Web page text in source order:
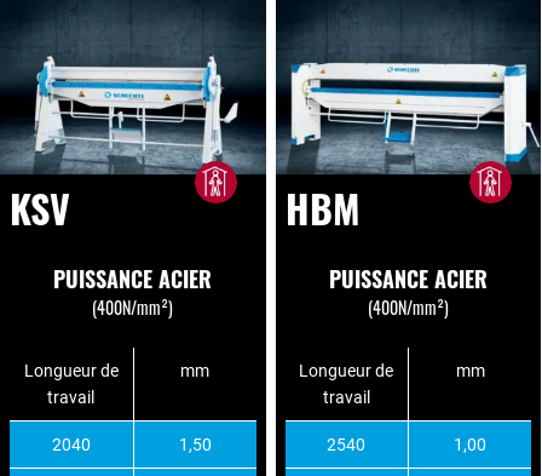
KSV
PUISSANCE ACIER
(400N/mm²)
Longueur de
travail
mm
2040 1,50
HBM
PUISSANCE ACIER
(400N/mm²)
Longueur de
travail
mm
2540 1,00